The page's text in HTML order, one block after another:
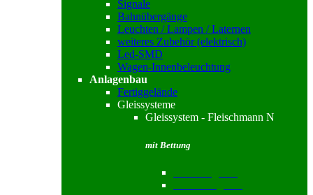
Signale
Bahnübergänge
Leuchten / Lampen / Laternen
weiteres Zubehör (elektrisch)
Led-SMD
Wagen-Innenbeleuchtung
Anlagenbau
Fertiggelände
Gleissysteme
Gleissystem - Fleischmann N
mit Bettung